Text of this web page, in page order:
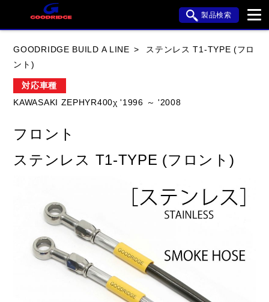
製品検索
HONDA YAMAHA SUZUKI
KAWASAKI
DUCATI HARLEY DAVIDSON
閉じる
GOODRIDGE BUILD A LINE
ステンレス T1-TYPE (フロ
ント)
対応車種
KAWASAKI ZEPHYR400χ '1996 ～ '2008
フロント
ステンレス T1-TYPE (フロント)